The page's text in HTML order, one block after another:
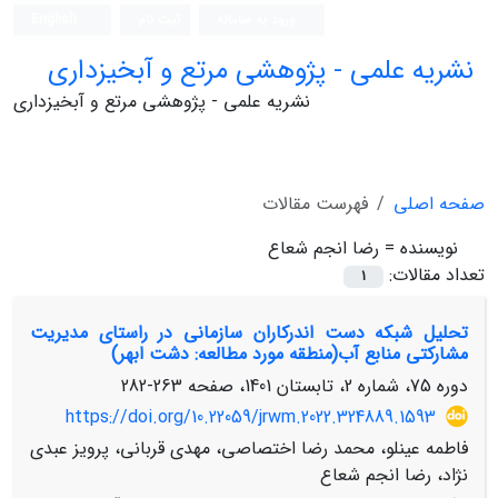
نشریه علمی - پژوهشی مرتع و آبخیزداری
نشریه علمی - پژوهشی مرتع و آبخیزداری
صفحه اصلی
فهرست مقالات
نویسنده = رضا انجم شعاع
تعداد مقالات:
1
تحلیل شبکه دست اندرکاران سازمانی در راستای مدیریت
مشارکتی منابع آب(منطقه مورد مطالعه: دشت ابهر)
دوره 75، شماره 2، تابستان 1401، صفحه
263-282
https://doi.org/10.22059/jrwm.2022.324889.1593
فاطمه عینلو، محمد رضا اختصاصی، مهدی قربانی، پرویز عبدی
نژاد، رضا انجم شعاع